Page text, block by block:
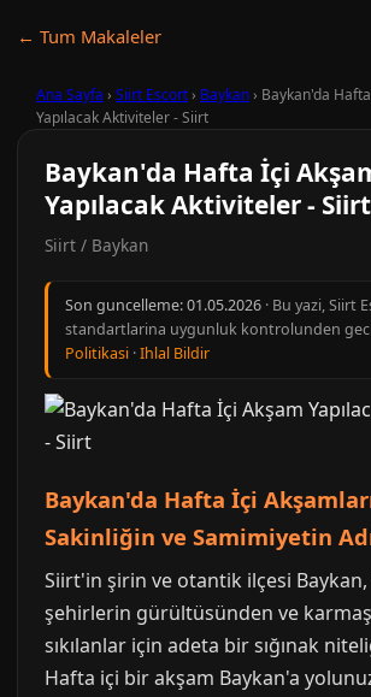
← Tum Makaleler
Ana Sayfa › Siirt Escort› Baykan› Baykan'da
Yapılacak Aktiviteler - Siirt
Baykan'da Hafta İçi
Yapılacak Aktiviteler - Siirt
Siirt / Baykan
Son guncelleme:01.05.2026 · Bu yazi, Siirt
standartlarina uygunluk kontrolunden
Politikasi ·Ihlal Bildir
Baykan'da Hafta İçi
Sakinliğin ve Samimiyetin
Siirt'in şirin ve otantik ilçesi
şehirlerin gürültüsünden ve
sıkılanlar için adeta bir sığınak
Hafta içi bir akşam Baykan'a